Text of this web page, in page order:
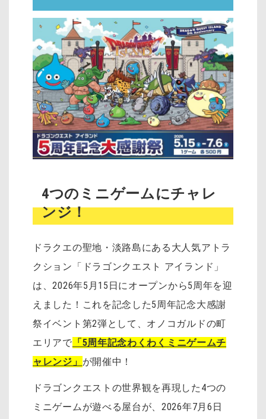
4つのミニゲームにチャレ
ンジ！
ドラクエの聖地・淡路島にある大人気アトラ
クション「ドラゴンクエスト アイランド」
は、2026年5月15日にオープンから5周年を迎
えました！これを記念した5周年記念大感謝
祭イベント第2弾として、オノコガルドの町
エリアで 「5周年記念わくわくミニゲームチ
ャレンジ」 が開催中！
ドラゴンクエストの世界観を再現した4つの
ミニゲームが遊べる屋台が、2026年7月6日